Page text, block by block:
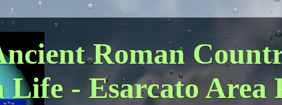
Roman
Life - Esarcato Area